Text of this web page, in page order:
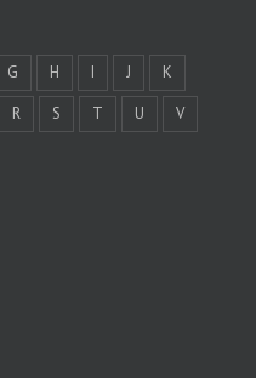
G H I J
K
R S T U
V